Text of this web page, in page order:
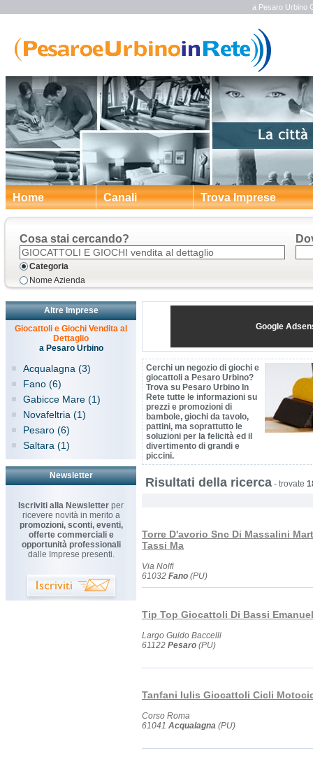
a Pesaro Urbino
Home Canali Trova Imprese
Cosa stai cercando?
Categoria
Nome Azienda
Altre Imprese
Giocattoli e Giochi Vendita al
Dettaglio
a Pesaro Urbino
Acqualagna (3)
Fano (6)
Gabicce Mare (1)
Novafeltria (1)
Pesaro (6)
Saltara (1)
Newsletter
Iscriviti alla Newsletter per
ricevere novità in merito a
promozioni, sconti, eventi,
offerte commerciali e
opportunità professionali
dalle Imprese presenti.
Google
Cerchi un negozio di giochi e
giocattoli a Pesaro Urbino?
Trova su Pesaro Urbino In
Rete tutte le informazioni su
prezzi e promozioni di
bambole, giochi da tavolo,
pattini, ma soprattutto le
soluzioni per la felicità ed il
divertimento di grandi e
piccini.
Risultati della ricerca - trovate
Torre D'avorio Snc Di Massalini
Tassi Ma
Via Nolfi
61032 Fano (PU)
Tip Top Giocattoli Di Bassi
Largo Guido Baccelli
61122 Pesaro (PU)
Tanfani Iulis Giocattoli Cicli
Corso Roma
61041 Acqualagna (PU)